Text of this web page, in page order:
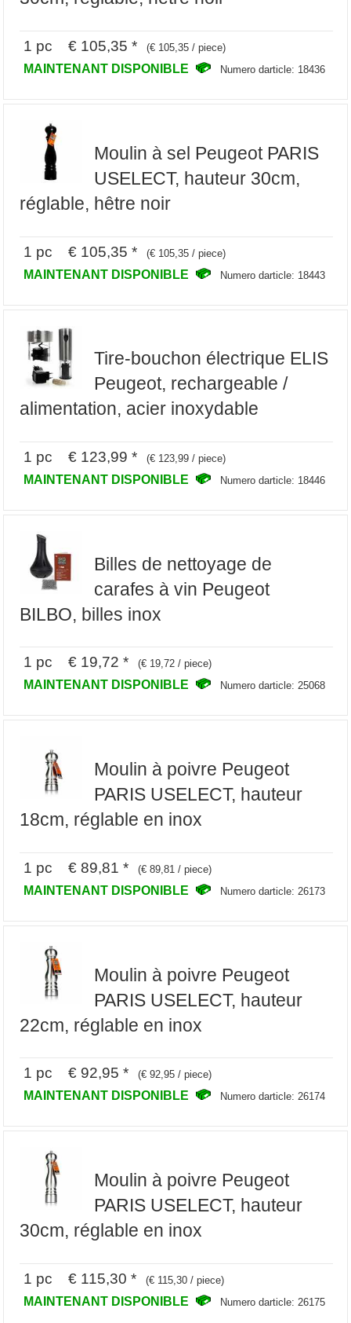
1 pc € 105,35 * (€ 105,35 / piece)
MAINTENANT DISPONIBLE Numero darticle: 18436
Moulin à sel Peugeot PARIS
USELECT, hauteur 30cm,
réglable, hêtre noir
1 pc € 105,35 * (€ 105,35 / piece)
MAINTENANT DISPONIBLE Numero darticle: 18443
Tire-bouchon électrique ELIS
Peugeot, rechargeable /
alimentation, acier inoxydable
1 pc € 123,99 * (€ 123,99 / piece)
MAINTENANT DISPONIBLE Numero darticle: 18446
Billes de nettoyage de
carafes à vin Peugeot
BILBO, billes inox
1 pc € 19,72 * (€ 19,72 / piece)
MAINTENANT DISPONIBLE Numero darticle: 25068
Moulin à poivre Peugeot
PARIS USELECT, hauteur
18cm, réglable en inox
1 pc € 89,81 * (€ 89,81 / piece)
MAINTENANT DISPONIBLE Numero darticle: 26173
Moulin à poivre Peugeot
PARIS USELECT, hauteur
22cm, réglable en inox
1 pc € 92,95 * (€ 92,95 / piece)
MAINTENANT DISPONIBLE Numero darticle: 26174
Moulin à poivre Peugeot
PARIS USELECT, hauteur
30cm, réglable en inox
1 pc € 115,30 * (€ 115,30 / piece)
MAINTENANT DISPONIBLE Numero darticle: 26175